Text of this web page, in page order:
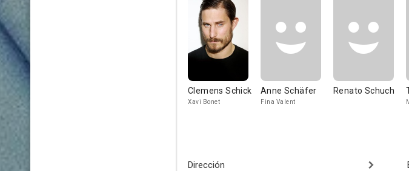
Clemens Schick
Xavi Bonet
Anne Schäfer
Fina Valent
Renato Schuch
Dirección